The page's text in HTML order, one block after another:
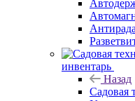
инвентарь
Назад
Садовая